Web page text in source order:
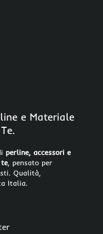
e Materiale
perline, accessori e
, pensato per
Qualità,
Italia.